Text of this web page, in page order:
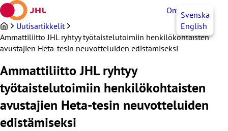
Siirry
sisältöön
OmaJHLSvenska
English
Uutisartikkelit
Ammattiliitto JHL ryhtyy työtaistelutoimiin henkilökohtaisten
avustajien Heta-tesin neuvotteluiden edistämiseksi
Ammattiliitto JHL ryhtyy
työtaistelutoimiin henkilökohtaisten
avustajien Heta-tesin neuvotteluiden
edistämiseksi